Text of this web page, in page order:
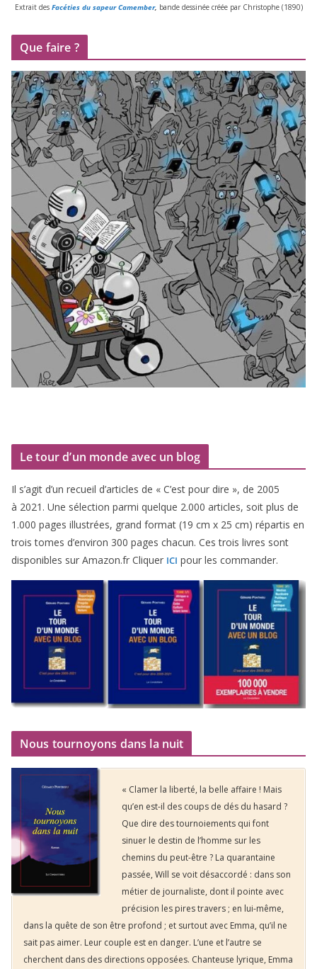
Extrait desFacéties du sapeur Camember, bande des­si­née créée par Christophe (1890)
Que faire ?
Le tour d’un monde avec un blog
Il s’agit d’un recueil d’ar­ticles de « C’est pour dire », de 2005
à 2021 . Une sélec­tion par­mi quelque 2.000 articles, soit plus de
1 .000 pages illus­trées, grand for­mat (19 cm x 25 cm) répar­tis en
trois tomes d’environ 300 pages cha­cun. Ces trois livres sont
dis­po­nibles sur Amazon​.fr Cliquer ICI pour les commander.
Nous tournoyons dans la nuit
« Clamer la liberté, la belle affaire ! Mais
qu’en est-il des coups de dés du hasard ?
Que dire des tournoiements qui font
sinuer le destin de l’homme sur les
chemins du peut-être ? La quarantaine
passée, Will se voit désaccordé : dans son
métier de journaliste, dont il pointe avec
précision les pires travers ; en lui-même,
dans la quête de son être profond ; et surtout avec Emma, qu’il ne
sait pas aimer. Leur couple est en danger. L’une et l’autre se
cherchent dans des directions opposées. Chanteuse lyrique, Emma